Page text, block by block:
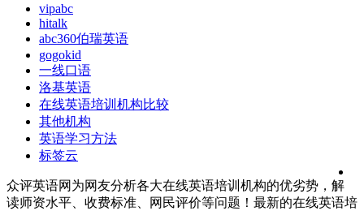
vipabc
hitalk
abc360伯瑞英语
gogokid
一线口语
洛基英语
在线英语培训机构比较
其他机构
英语学习方法
标签云
众评英语网为网友分析各大在线英语培训机构的优劣势，解
读师资水平、收费标准、网民评价等问题！最新的在线英语培